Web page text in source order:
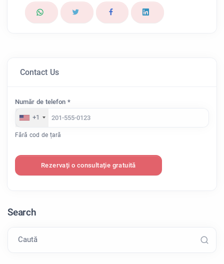
Contact Us
Număr de telefon *
+1
Fără cod de țară
Rezervați o consultație gratuită
Search
Caută